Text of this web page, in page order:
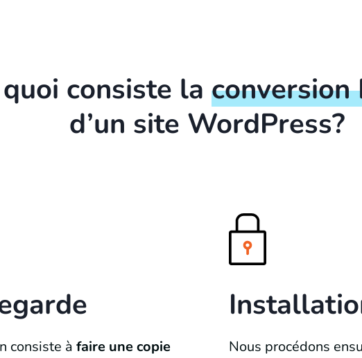
consiste la conversion
d’un site WordPress?
consiste à faire une copie
Nous procédons